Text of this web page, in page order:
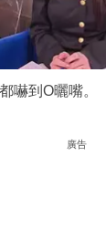
嚇到O曬嘴。
廣告